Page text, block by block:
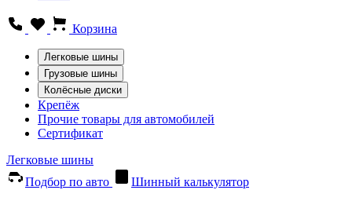
Корзина
Легковые шины
Грузовые шины
Колёсные диски
Крепёж
Прочие товары для автомобилей
Сертификат
Легковые шины
Подбор по авто
Шинный калькулятор